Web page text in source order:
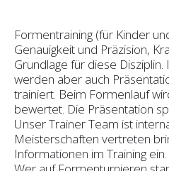
Formentraining (für Kinder
Genauigkeit und Präzision,
Grundlage für diese Disziplin.
werden aber auch
trainiert. Beim Formenlauf
bewertet. Die Präsentation
Unser Trainer Team ist
Meisterschaften vertreten
Informationen im Training ein.